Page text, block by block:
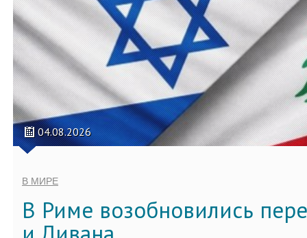
04.08.2026
В МИРЕ
В Риме возобновились